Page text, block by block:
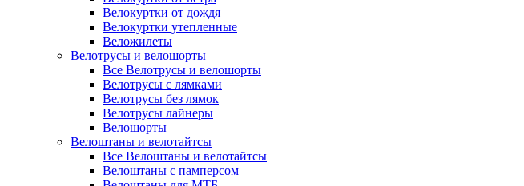
Велокуртки от дождя
Велокуртки утепленные
Веложилеты
Велотрусы и велошорты
Все Велотрусы и велошорты
Велотрусы с лямками
Велотрусы без лямок
Велотрусы лайнеры
Велошорты
Велоштаны и велотайтсы
Все Велоштаны и велотайтсы
Велоштаны с памперсом